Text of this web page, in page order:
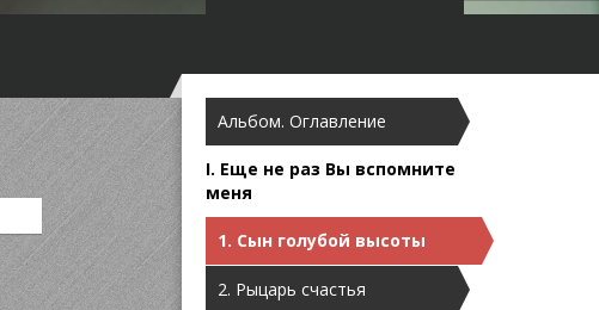
Альбом. Оглавление
I. Еще не раз Вы вспомните
меня
1. Сын голубой высоты
2. Рыцарь счастья